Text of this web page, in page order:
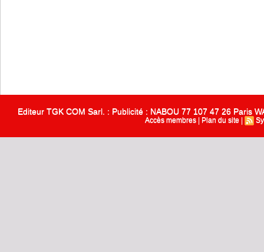
Editeur TGK COM Sarl. : Publicité : NABOU 77 107 47 26 Paris
Accès membres Plan du site